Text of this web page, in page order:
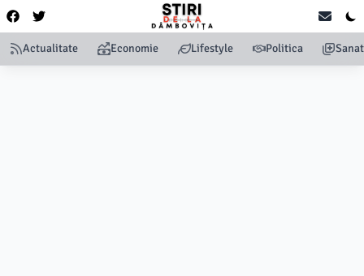
Actualitate Economie Lifestyle Politica